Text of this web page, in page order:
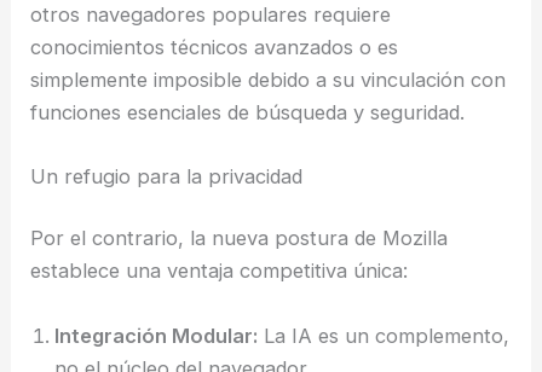
otros navegadores populares requiere
conocimientos técnicos avanzados o es
simplemente imposible debido a su vinculación con
funciones esenciales de búsqueda y seguridad.
Un refugio para la privacidad
Por el contrario, la nueva postura de Mozilla
establece una ventaja competitiva única:
Integración Modular: La IA es un complemento,